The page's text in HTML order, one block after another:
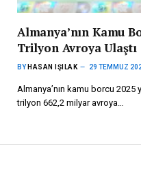
Almanya’nın Kamu
Trilyon Avroya Ulaştı
BY HASAN IŞILAK 29 TEMMUZ
Almanya’nın kamu borcu 2025
trilyon 662,2 milyar avroya…